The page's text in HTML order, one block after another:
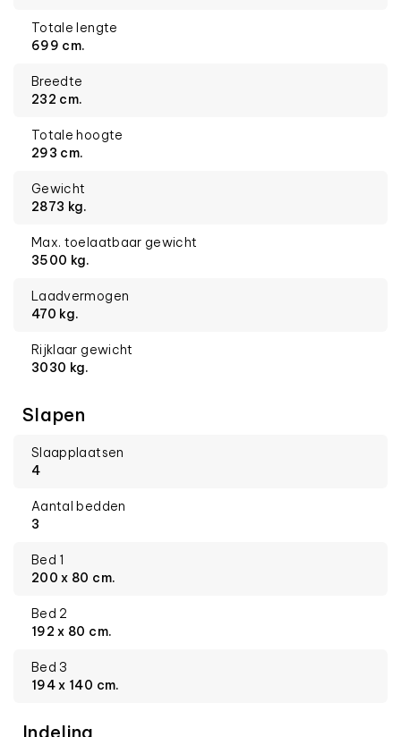
Totale lengte
699 cm.
Breedte
232 cm.
Totale hoogte
293 cm.
Gewicht
2873 kg.
Max. toelaatbaar gewicht
3500 kg.
Laadvermogen
470 kg.
Rijklaar gewicht
3030 kg.
Slapen
Slaapplaatsen
4
Aantal bedden
3
Bed 1
200 x 80 cm.
Bed 2
192 x 80 cm.
Bed 3
194 x 140 cm.
Indeling